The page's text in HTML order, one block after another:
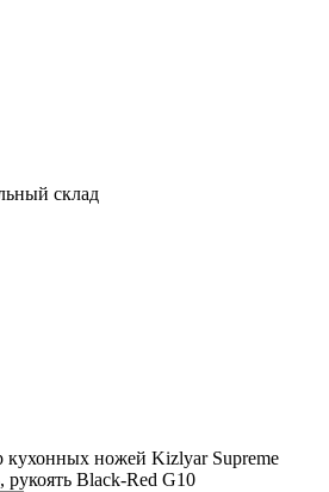
склад
кухонных ножей Kizlyar Supreme
Black-Red G10